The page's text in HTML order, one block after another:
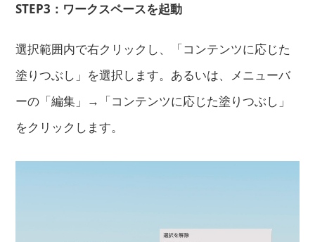
STEP3：ワークスペースを起動
選択範囲内で右クリックし、「コンテンツに応じた
塗りつぶし」を選択します。あるいは、メニューバ
ーの「編集」→「コンテンツに応じた塗りつぶし」
をクリックします。